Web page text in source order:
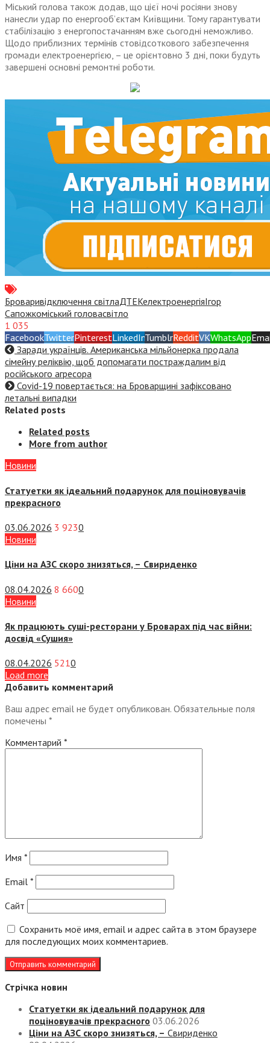
Міський голова також додав, що цієї ночі росіяни знову
нанесли удар по енергооб’єктам Київщини. Тому гарантувати
стабілізацію з енергопостачанням вже сьогодні неможливо.
Щодо приблизних термінів стовідсоткового забезпечення
громади електроенергією, – це орієнтовно 3 дні, поки будуть
завершені основні ремонтні роботи.
Броваривідключення світлаДТЕКелектроенергіяІгор
Сапожкоміський головасвітло
1 035
FacebookTwitterPinterestLinkedInTumblrRedditVKWhatsApp
Заради українців. Американська мільйонерка продала
сімейну реліквію, щоб допомагати постраждалим від
російського агресора
Covid-19 повертається: на Броварщині зафіксовано
летальні випадки
Related posts
Related posts
More from author
Новини
Статуетки як ідеальний подарунок для поціновувачів
прекрасного
03.06.2026 3 9230
Новини
Ціни на АЗС скоро знизяться, – Свириденко
08.04.2026 8 6600
Новини
Як працюють суші-ресторани у Броварах під час війни:
досвід «Сушия»
08.04.2026 5210
Load more
Добавить комментарий
Ваш адрес email не будет опубликован. Обязательные поля
помечены *
Комментарий *
Имя *
Email *
Сайт
Сохранить моё имя, email и адрес сайта в этом браузере
для последующих моих комментариев.
Стрічка новин
Статуетки як ідеальний подарунок для
поціновувачів прекрасного 03.06.2026
Ціни на АЗС скоро знизяться, – Свириденко